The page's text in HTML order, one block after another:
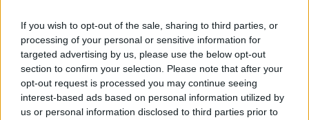
If you wish to opt-out of the sale, sharing to third parties, or
processing of your personal or sensitive information for
targeted advertising by us, please use the below opt-out
section to confirm your selection. Please note that after your
opt-out request is processed you may continue seeing
interest-based ads based on personal information utilized by
us or personal information disclosed to third parties prior to
Costo della vita, Toscana tra le regioni più care
Carabinieri, parte Barbieri arriva Millul
‘Ndrangheta: arrestata famiglia valdarnese